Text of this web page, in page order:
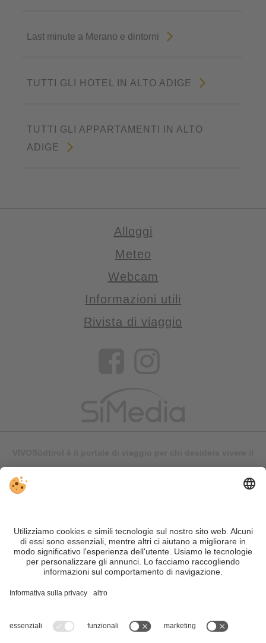
Last minute a Merano e dintorni
TUTTI GLI HOTEL IN ALTO ADIGE
TUTTI GLI APPARTAMENTI IN ALTO
ADIGE
Alloggi
Meteo
Webcam
Informazioni utili
Rivista di viaggio
contenuti, si possono verificare errori. Non garantiamo la
correttezza e la completezza di tutte le informazioni. Per
motivi di sicurezza, si prega di verificare chiedendo
direttamente sul posto all'organizzatore.
Sitemap| Editoria& Direttiva privacy |Impostazioni cookie individuali